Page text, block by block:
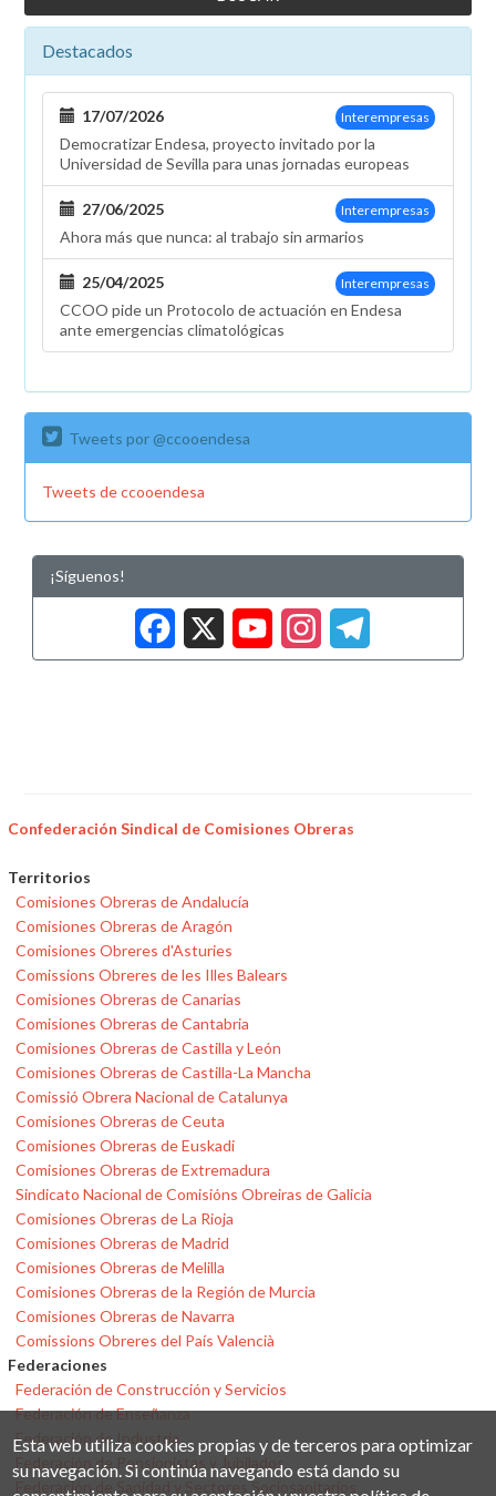
Destacados
Interempresas
17/07/2026
Democratizar Endesa, proyecto invitado por la
Universidad de Sevilla para unas jornadas europeas
Interempresas
27/06/2025
Ahora más que nunca: al trabajo sin armarios
Interempresas
25/04/2025
CCOO pide un Protocolo de actuación en Endesa
ante emergencias climatológicas
Tweets por @ccooendesa
Tweets de ccooendesa
¡Síguenos!
Facebook
X
Confederación Sindical de Comisiones Obreras
Territorios
Comisiones Obreras de Andalucía
Comisiones Obreras de Aragón
Comisiones Obreres d'Asturies
Comissions Obreres de les Illes Balears
Comisiones Obreras de Canarias
Comisiones Obreras de Cantabria
Comisiones Obreras de Castilla y León
Comisiones Obreras de Castilla-La Mancha
Comissió Obrera Nacional de Catalunya
Comisiones Obreras de Ceuta
Comisiones Obreras de Euskadi
Comisiones Obreras de Extremadura
Sindicato Nacional de Comisións Obreiras de Galicia
Comisiones Obreras de La Rioja
Comisiones Obreras de Madrid
Comisiones Obreras de Melilla
Comisiones Obreras de la Región de Murcia
Comisiones Obreras de Navarra
Comissions Obreres del País Valencià
Federaciones
Federación de Construcción y Servicios
Federación de Enseñanza
Federación de Industria
Federación de Pensionistas y Jubilados
Federación de Sanidad y Sectores Sociosanitarios
Esta web utiliza cookies propias y de terceros para optimizar
su navegación. Si continúa navegando está dando su